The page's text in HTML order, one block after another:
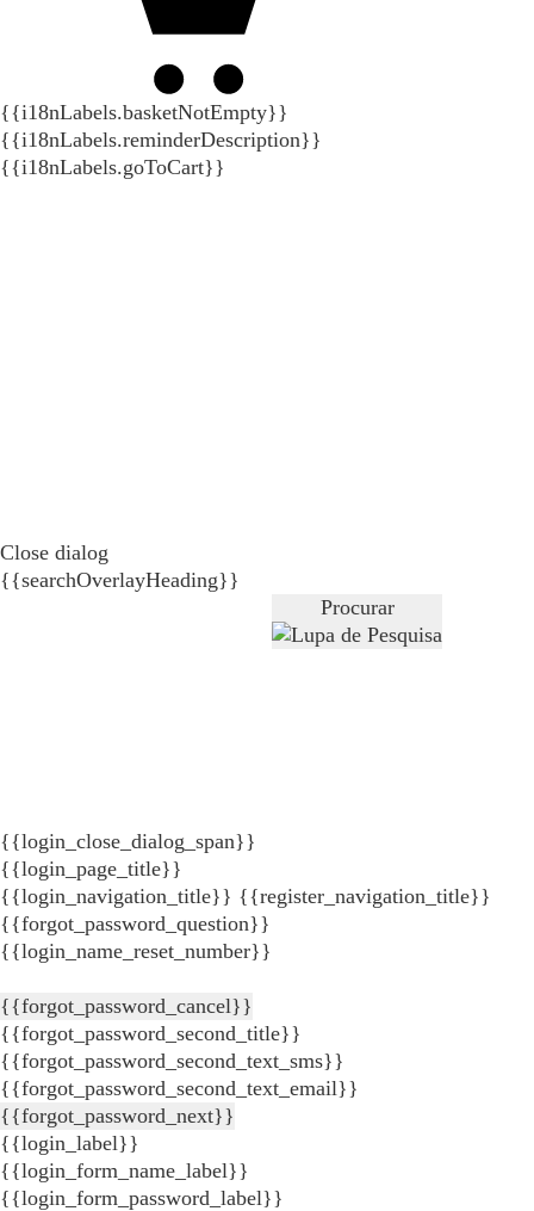
{{i18nLabels.basketNotEmpty}}
{{i18nLabels.reminderDescription}}
{{i18nLabels.goToCart}}
Close dialog
{{searchOverlayHeading}}
Procurar
{{login_close_dialog_span}}
{{login_page_title}}
{{login_navigation_title}} {{register_navigation_title}}
{{forgot_password_question}}
{{login_name_reset_number}}
{{forgot_password_cancel}}
{{forgot_password_second_title}}
{{forgot_password_second_text_sms}}
{{forgot_password_second_text_email}}
{{forgot_password_next}}
{{login_label}}
{{login_form_name_label}}
{{login_form_password_label}}